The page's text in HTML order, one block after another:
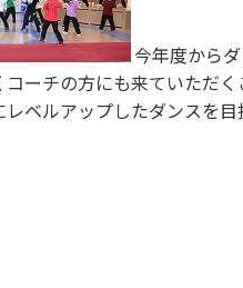
今年度から
コーチの方にも来ていただ
レベルアップしたダンスを目